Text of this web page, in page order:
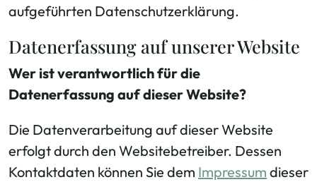
aufgeführten Datenschutzerklärung.
Datenerfassung auf unserer Website
Wer ist verantwortlich für die
Datenerfassung auf dieser Website?
Die Datenverarbeitung auf dieser Website
erfolgt durch den Websitebetreiber. Dessen
Kontaktdaten können Sie dem Impressum dieser